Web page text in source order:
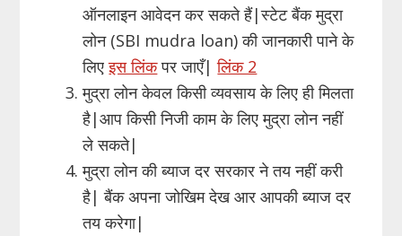
ऑनलाइन आवेदन कर सकते हैं|स्टेट बैंक मुद्रा
लोन (SBI mudra loan) की जानकारी पाने के
लिएइस लिंकपर जाएँ|लिंक 2
मुद्रा लोन केवल किसी व्यवसाय के लिए ही मिलता
है|आप किसी निजी काम के लिए मुद्रा लोन नहीं
ले सकते|
मुद्रा लोन की ब्याज दर सरकार ने तय नहीं करी
है| बैंक अपना जोखिम देख आर आपकी ब्याज दर
तय करेगा|